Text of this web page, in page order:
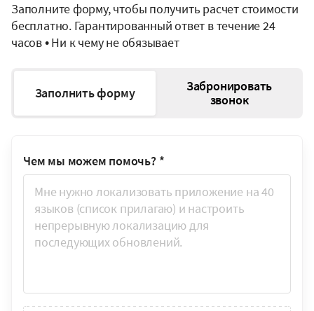
Заполните форму, чтобы получить расчет стоимости
бесплатно. Гарантированный ответ в течение 24
часов • Ни к чему не обязывает
Заполнить форму
Забронировать
звонок
Чем мы можем помочь? *